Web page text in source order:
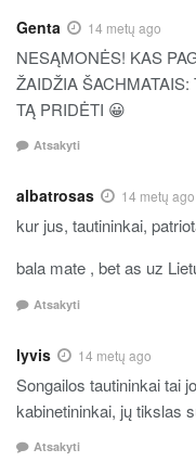
Genta 14 metų ago
NESĄMONĖS! KAS
ŽAIDŽIA ŠACHMATAIS:
TĄ PRIDĖTI 😀
Atsakyti
albatrosas 14 metų ago
kur jus, tautininkai,
bala mate , bet as uz
Atsakyti
lyvis 14 metų ago
Songailos tautininkai tai
kabinetininkai, jų tikslas
Atsakyti